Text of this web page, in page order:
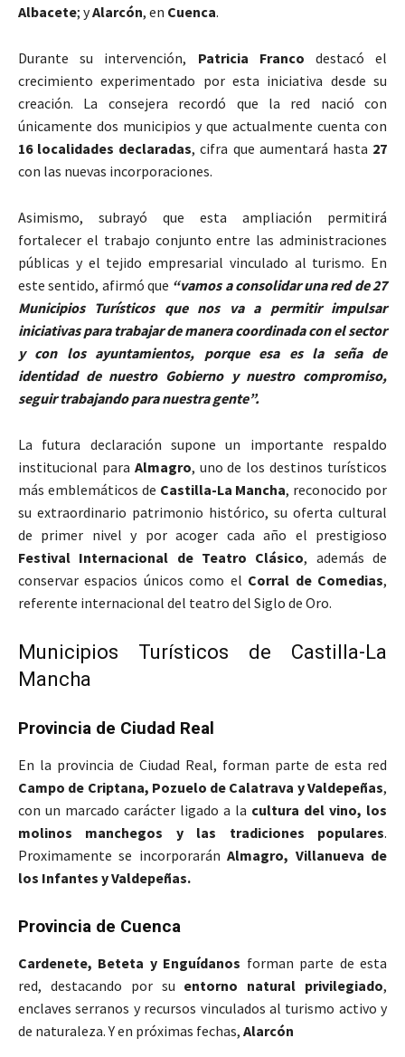
Albacete; yAlarcón, en Cuenca.
Durante su intervención, Patricia Franco destacó el
crecimiento experimentado por esta iniciativa desde su
creación. La consejera recordó que la red nació con
únicamente dos municipios y que actualmente cuenta con
16 localidades declaradas, cifra que aumentará hasta 27
con las nuevas incorporaciones.
Asimismo, subrayó que esta ampliación permitirá
fortalecer el trabajo conjunto entre las administraciones
públicas y el tejido empresarial vinculado al turismo. En
este sentido, afirmó que “vamos a consolidar una red de 27
Municipios Turísticos que nos va a permitir impulsar
iniciativas para trabajar de manera coordinada con el sector
y con los ayuntamientos, porque esa es la seña de
identidad de nuestro Gobierno y nuestro compromiso,
seguir trabajando para nuestra gente”.
La futura declaración supone un importante respaldo
institucional para Almagro, uno de los destinos turísticos
más emblemáticos de Castilla-La Mancha, reconocido por
su extraordinario patrimonio histórico, su oferta cultural
de primer nivel y por acoger cada año el prestigioso
Festival Internacional de Teatro Clásico, además de
conservar espacios únicos como el Corral de Comedias,
referente internacional del teatro del Siglo de Oro.
Municipios Turísticos de Castilla-La
Mancha
Provincia de Ciudad Real
En la provincia de Ciudad Real, forman parte de esta red
Campo de Criptana, Pozuelo de Calatrava y Valdepeñas,
con un marcado carácter ligado a la cultura del vino, los
molinos manchegos y las tradiciones populares.
Proximamente se incorporaránAlmagro, Villanueva de
los Infantes y Valdepeñas.
Provincia de Cuenca
Cardenete, Beteta y Enguídanos forman parte de esta
red, destacando por su entorno natural privilegiado,
enclaves serranos y recursos vinculados al turismo activo y
de naturaleza. Y en próximas fechas, Alarcón